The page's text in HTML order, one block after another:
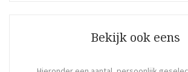
Bekijk ook eens